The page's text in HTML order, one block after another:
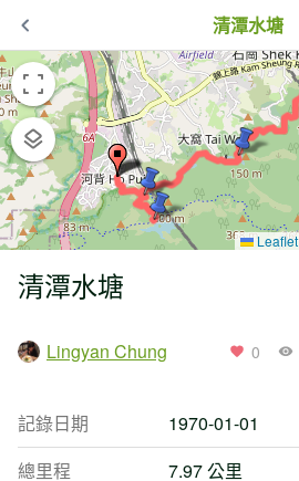
清潭水塘
Leaflet
清潭水塘
Lingyan Chung 0
記錄日期
1970-01-01
總里程
7.97 公里